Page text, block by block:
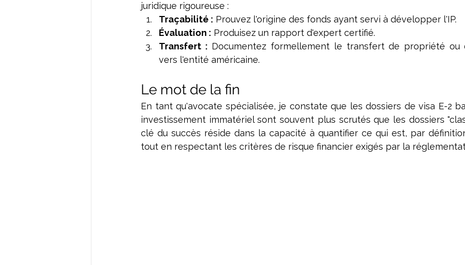
juridique rigoureuse :
Traçabilité : Prouvez l'origine des fonds ayant servi à développer l'IP.
Évaluation : Produisez un rapport d'expert certifié.
Transfert : Documentez formellement le transfert de propriété ou
vers l'entité américaine.
Le mot de la fin
En tant qu'avocate spécialisée, je constate que les dossiers de visa E-2
investissement immatériel sont souvent plus scrutés que les dossiers
clé du succès réside dans la capacité à quantifier ce qui est, par
tout en respectant les critères de risque financier exigés par la